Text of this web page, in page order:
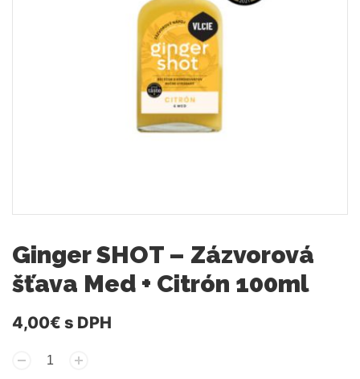
Ginger SHOT – Zázvorová
šťava Med + Citrón 100ml
4,00€ s DPH